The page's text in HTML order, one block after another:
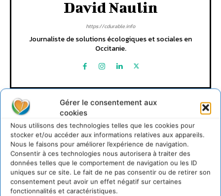
Gérer le consentement aux
cookies
Nous utilisons des technologies telles que les cookies pour
stocker et/ou accéder aux informations relatives aux appareils.
Nous le faisons pour améliorer l’expérience de navigation.
Consentir à ces technologies nous autorisera à traiter des
données telles que le comportement de navigation ou les ID
uniques sur ce site. Le fait de ne pas consentir ou de retirer son
consentement peut avoir un effet négatif sur certaines
fonctionnalités et caractéristiques.
David Naulin
https://cdurable.info
Journaliste de solutions écologiques et sociales en
Occitanie.
Lire aussi
S’inspirer de l’arbre pour un modèle
économique régénératif du vivant …